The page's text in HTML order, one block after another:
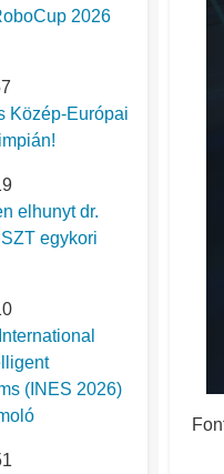
2026
Közép-Európai
elhunyt dr.
egykori
(INES 2026)